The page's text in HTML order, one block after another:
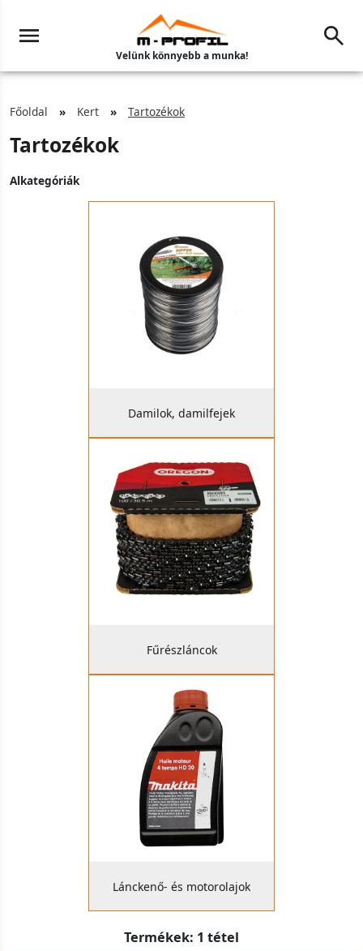
Velünk könnyebb a munka!
Főoldal Kert Tartozékok
Tartozékok
Alkategóriák
Damilok, damilfejek
Fűrészláncok
Lánckenő- és motorolajok
Termékek: 1 tétel